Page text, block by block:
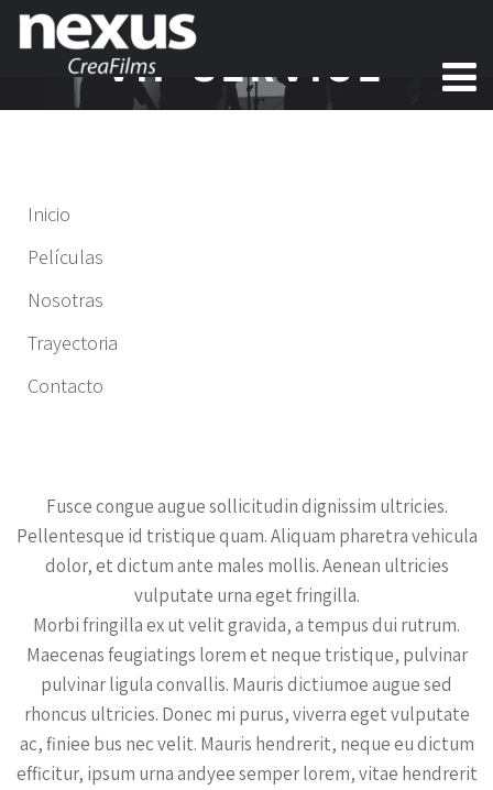
VIP SERVICE
Inicio
Películas
Nosotras
Trayectoria
Contacto
Fusce congue augue sollicitudin dignissim ultricies.
Pellentesque id tristique quam. Aliquam pharetra vehicula
dolor, et dictum ante males mollis. Aenean ultricies
vulputate urna eget fringilla.
Morbi fringilla ex ut velit gravida, a tempus dui rutrum.
Maecenas feugiatings lorem et neque tristique, pulvinar
pulvinar ligula convallis. Mauris dictiumoe augue sed
rhoncus ultricies. Donec mi purus, viverra eget vulputate
ac, finiee bus nec velit. Mauris hendrerit, neque eu dictum
efficitur, ipsum urna andyee semper lorem, vitae hendrerit